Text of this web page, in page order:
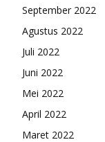
September 2022
Agustus 2022
Juli 2022
Juni 2022
Mei 2022
April 2022
Maret 2022